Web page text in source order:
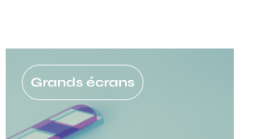
Grands écrans